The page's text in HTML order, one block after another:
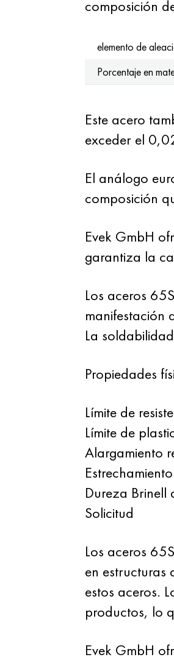
composición
elemento de
Porcentaje en
Este acero
exceder el
El análogo
composición
Evek GmbH
garantiza la
Los aceros
manifestación
La
Propiedades
Límite de
Límite de
Alargamiento
Dureza
Solicitud
Los aceros
en estructuras
estos aceros.
productos, lo
Evek GmbH